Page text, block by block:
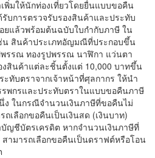
พิ่มให้นักท่องเที่ยวโดยยื่นแบบขอคืน
บการตรวจรับรองสินค้าและประทับ
ยแล้วพร้อมต้นฉบับใบกำกับภาษี ใน
น สินค้าประเภทอัญมณีที่ประกอบขึ้น
พรรณ ทองรูปพรรณ นาฬิกา แว่นตา
สินค้าแต่ละชิ้นตั้งแต่ 10,000 บาทขึ้น
ะทับตราจากเจ้าหน้าที่ศุลกากร ให้นำ
รพกรและประทับตราในแบบขอคืนภาษี
ง ในกรณีจำนวนเงินภาษีที่ขอคืนไม่
ถเลือกขอคืนเป็นเงินสด (เงินบาท)
ญชีบัตรเครดิต หากจำนวนเงินภาษีที่
ามารถเลือกขอคืนเป็นดราฟต์หรือโอน